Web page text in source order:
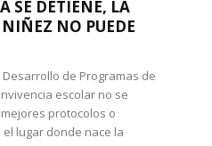
SE DETIENE, LA
NO PUEDE
de Programas de
escolar no se
protocolos o
lugar donde nace la